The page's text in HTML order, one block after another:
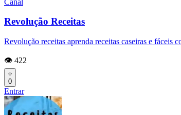
Revolução Receitas
Revolução receitas aprenda receitas caseiras e fáceis
👁️ 422
0
Entrar